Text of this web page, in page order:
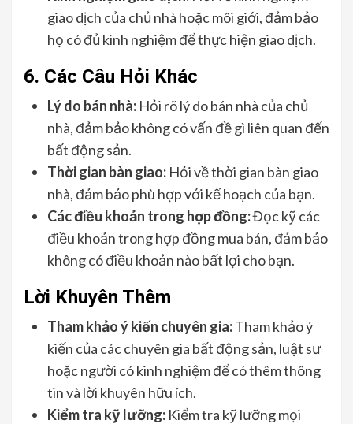
giao dịch của chủ nhà hoặc môi giới, đảm bảo
họ có đủ kinh nghiệm để thực hiện giao dịch.
6. Các Câu Hỏi Khác
Lý do bán nhà: Hỏi rõ lý do bán nhà của chủ
nhà, đảm bảo không có vấn đề gì liên quan đến
bất động sản.
Thời gian bàn giao: Hỏi về thời gian bàn giao
nhà, đảm bảo phù hợp với kế hoạch của bạn.
Các điều khoản trong hợp đồng:Đọc kỹ các
điều khoản trong hợp đồng mua bán, đảm bảo
không có điều khoản nào bất lợi cho bạn.
Lời Khuyên Thêm
Tham khảo ý kiến chuyên gia:Tham khảo ý
kiến của các chuyên gia bất động sản, luật sư
hoặc người có kinh nghiệm để có thêm thông
tin và lời khuyên hữu ích.
Kiểm tra kỹ lưỡng: Kiểm tra kỹ lưỡng mọi